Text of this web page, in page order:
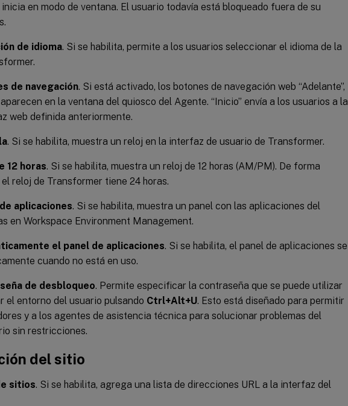
en modo de ventana. El usuario todavía está bloqueado fuera de su
de idioma. Si se habilita, permite a los usuarios seleccionar el idioma de la
de navegación. Si está activado, los botones de navegación web “Adelante”,
aparecen en la ventana del quiosco del Agente. “Inicio” envía a los usuarios a la
web definida anteriormente.
. Si se habilita, muestra un reloj en la interfaz de usuario de Transformer.
12 horas. Si se habilita, muestra un reloj de 12 horas (AM/PM). De forma
reloj de Transformer tiene 24 horas.
aplicaciones. Si se habilita, muestra un panel con las aplicaciones del
en Workspace Environment Management.
el panel de aplicaciones. Si se habilita, el panel de aplicaciones se
cuando no está en uso.
de desbloqueo. Permite especificar la contraseña que se puede utilizar
el entorno del usuario pulsando Ctrl+Alt+U. Esto está diseñado para permitir
y a los agentes de asistencia técnica para solucionar problemas del
sin restricciones.
del sitio
sitios. Si se habilita, agrega una lista de direcciones URL a la interfaz del